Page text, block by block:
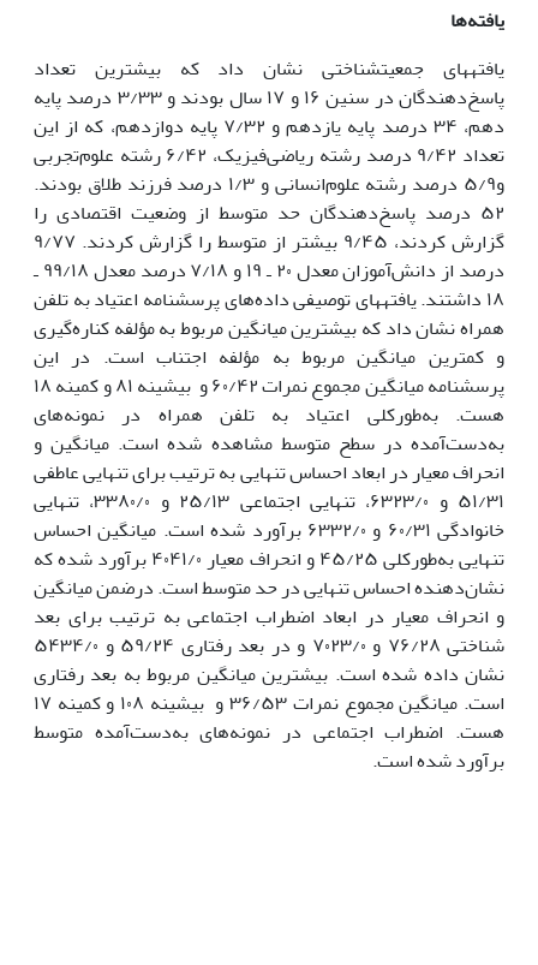
یافته‌ها
یافته­های جمعیت­شناختی نشان داد که بیشترین تعداد
پاسخ‌دهندگان در سنین ۱۶ و ۱۷ سال بودند و ۳/۳۳ درصد پایه
دهم، ۳۴ درصد پایه یازدهم و ۷/۳۲ پایه دوازدهم، که از این
تعداد ۹/۴۲ درصد رشته ریاضی‌فیزیک، ۶/۴۲ رشته علوم‌تجربی
و۵/۹ درصد رشته علوم‌انسانی و ۱/۳ درصد فرزند طلاق بودند.
۵۲ درصد پاسخ‌دهندگان حد متوسط از وضعیت اقتصادی را
گزارش کردند، ۹/۴۵ بیشتر از متوسط را گزارش کردند. ۹/۷۷
درصد از دانش‌آموزان معدل ۲۰ ـ ۱۹ و ۷/۱۸ درصد معدل ۹۹/۱۸ ـ
۱۸ داشتند. یافته­های توصیفی داده‌های پرسشنامه اعتیاد به تلفن
همراه نشان داد که بیشترین میانگین مربوط به مؤلفه کناره‌گیری
و کمترین میانگین مربوط به مؤلفه اجتناب است. در این
پرسشنامه میانگین مجموع نمرات ۶۰/۴۲ و بیشینه ۸۱ و کمینه ۱۸
هست. به‌طورکلی اعتیاد به تلفن همراه در نمونه‌های
به‌دست‌آمده در سطح متوسط مشاهده شده است. میانگین و
انحراف معیار در ابعاد احساس تنهایی به ترتیب برای تنهایی عاطفی
۵۱/۳۱ و ۶۳۲۳/۰، تنهایی اجتماعی ۲۵/۱۳ و ۳۳۸۰/۰، تنهایی
خانوادگی ۶۰/۳۱ و ۶۳۳۲/۰ برآورد شده است. میانگین احساس
تنهایی به‌طورکلی ۴۵/۲۵ و انحراف معیار ۴۰۴۱/۰ برآورد شده که
نشان‌دهنده احساس تنهایی در حد متوسط است. درضمن میانگین
و انحراف معیار در ابعاد اضطراب اجتماعی به ترتیب برای بعد
شناختی ۷۶/۲۸ و ۷۰۲۳/۰ و در بعد رفتاری ۵۹/۲۴ و ۵۴۳۴/۰
نشان داده شده است. بیشترین میانگین مربوط به بعد رفتاری
است. میانگین مجموع نمرات ۳۶/۵۳ و بیشینه ۱۰۸ و کمینه ۱۷
هست. اضطراب اجتماعی در نمونه‌های به‌دست‌آمده متوسط
برآورد شده است.